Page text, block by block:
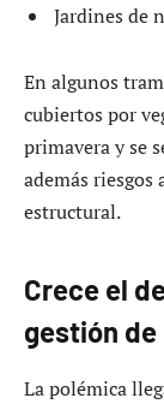
Jardines de
En algunos
cubiertos por
primavera y se
además
estructural.
Crece el
gestión
La polémica